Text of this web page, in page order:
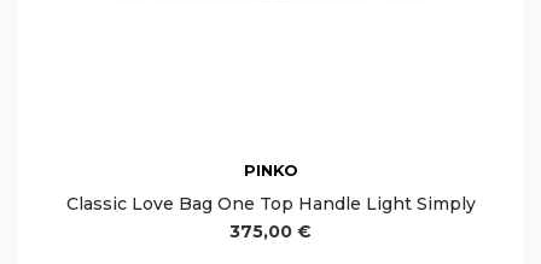
PINKO
Classic Love Bag One Top Handle Light Simply
375,00 €